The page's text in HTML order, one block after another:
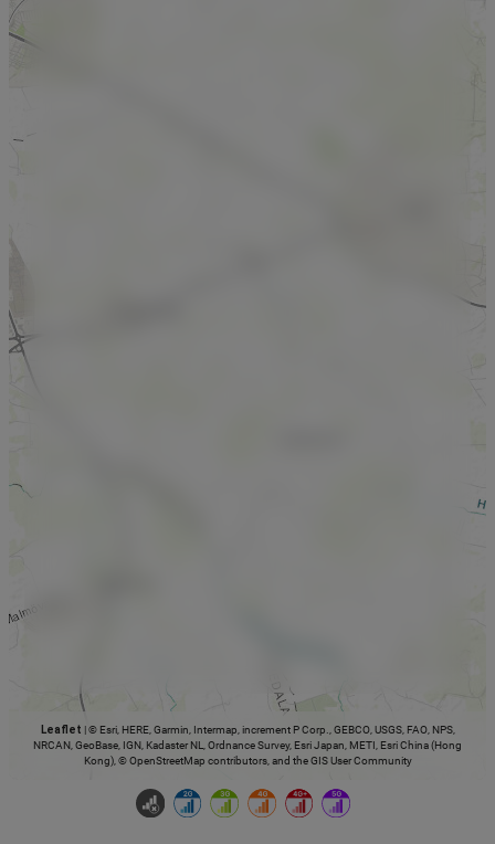
Leaflet
© Esri, HERE, Garmin, Intermap, increment P Corp., GEBCO, USGS, FAO, NPS,
NRCAN, GeoBase, IGN, Kadaster NL, Ordnance Survey, Esri Japan, METI, Esri China (Hong
Kong), © OpenStreetMap contributors, and the GIS User Community